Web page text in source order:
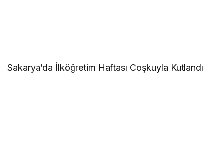
Sakarya’da İlköğretim Haftası Coşkuyla Kutlandı